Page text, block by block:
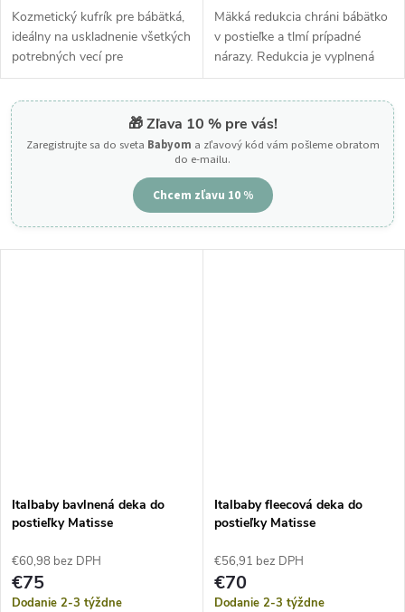
Kozmetický kufrík pre bábätká,
ideálny na uskladnenie všetkých
potrebných vecí pre
starostlivosť o vaše dieťa.
pokrytá jemnou bavlnou as
Mäkká redukcia chráni bábätko
v postieľke a tlmí prípadné
nárazy. Redukcia je vyplnená
špeciálnou hrubou
silikónového vlákna, vďaka
ktorému je...
🎁 Zľava 10 % pre vás!
Zaregistrujte sa do sveta Babyom a zľavový kód vám pošleme obratom
do e-mailu.
Chcem zľavu 10 %
Italbaby bavlnená deka do
postieľky Matisse
€60,98 bez DPH
€75
Dodanie 2-3 týždne
Italbaby fleecová deka do
postieľky Matisse
€56,91 bez DPH
€70
Dodanie 2-3 týždne